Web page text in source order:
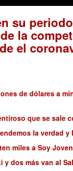
su
la
el
de dólares a
que se sale
la verdad y
miles a Soy
y dos más van al